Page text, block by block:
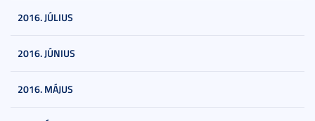
2016. JÚLIUS
2016. JÚNIUS
2016. MÁJUS